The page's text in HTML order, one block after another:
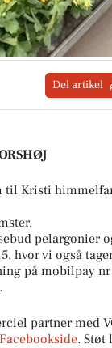
Del artikel
til Kristi
pelargonier
hvor vi også
på mobilpay nr
partner med
Facebookside. Støt